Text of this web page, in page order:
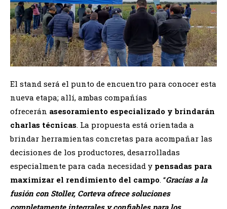
El stand será el punto de encuentro para conocer esta
nueva etapa; allí, ambas compañías
ofrecerán asesoramiento especializado y brindarán
charlas técnicas. La propuesta está orientada a
brindar herramientas concretas para acompañar las
decisiones de los productores, desarrolladas
especialmente para cada necesidad y pensadas para
maximizar el rendimiento del campo. “Gracias a la
fusión con Stoller, Corteva ofrece soluciones
completamente integrales y confiables para los